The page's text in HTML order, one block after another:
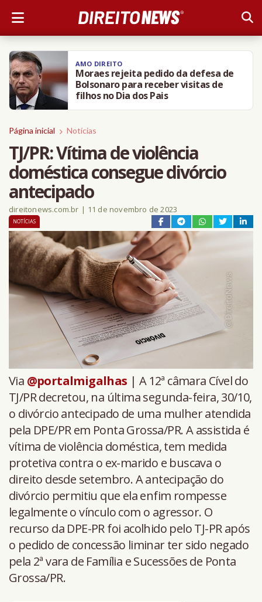
AMO DIREITO
Moraes rejeita pedido da defesa de
Bolsonaro para receber visitas de
filhos no Dia dos Pais
Página inicial Notícias
TJ/PR: Vítima de violência
doméstica consegue divórcio
antecipado
direitonews.com.br | 11 de novembro de 2023
NOTÍCIAS
Via @portalmigalhas | A 12ª câmara Cível do
TJ/PR decretou, na última segunda-feira, 30/10,
o divórcio antecipado de uma mulher atendida
pela DPE/PR em Ponta Grossa/PR. A assistida é
vítima de violência doméstica, tem medida
protetiva contra o ex-marido e buscava o
direito desde setembro. A antecipação do
divórcio permitiu que ela enfim rompesse
legalmente o vínculo com o agressor. O
recurso da DPE-PR foi acolhido pelo TJ-PR após
o pedido de concessão liminar ter sido negado
pela 2ª vara de Família e Sucessões de Ponta
Grossa/PR.